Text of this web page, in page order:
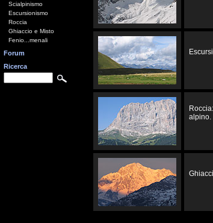
Scialpinismo
Escursionismo
Roccia
Ghiaccio e Misto
Fenio...menali
Forum
Ricerca
alpino.